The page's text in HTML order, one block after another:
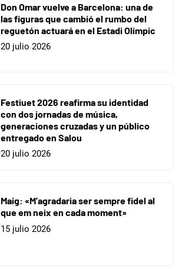
Don Omar vuelve a Barcelona: una de
las figuras que cambió el rumbo del
reguetón actuará en el Estadi Olímpic
20 julio 2026
Festiuet 2026 reafirma su identidad
con dos jornadas de música,
generaciones cruzadas y un público
entregado en Salou
20 julio 2026
Maig: «M’agradaria ser sempre fidel al
que em neix en cada moment»
15 julio 2026